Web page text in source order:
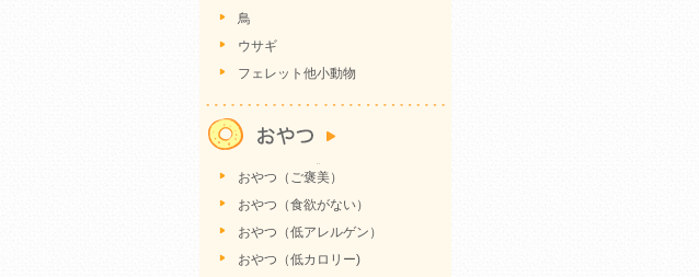
鳥
ウサギ
フェレット他小動物
おやつ（ご褒美）
おやつ（食欲がない）
おやつ（低アレルゲン）
おやつ（低カロリー)